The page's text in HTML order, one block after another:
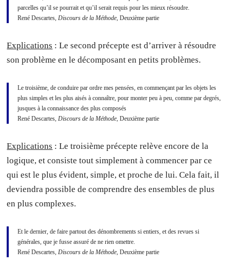
parcelles qu’il se pourrait et qu’il serait requis pour les mieux résoudre.
René Descartes,Discours de la Méthode, Deuxième partie
Explications : Le second précepte est d’arriver à résoudre
son problème en le décomposant en petits problèmes.
Le troisième, de conduire par ordre mes pensées, en commençant par les objets les
plus simples et les plus aisés à connaître, pour monter peu à peu, comme par degrés,
jusques à la connaissance des plus composés
René Descartes,Discours de la Méthode, Deuxième partie
Explications : Le troisième précepte relève encore de la
logique, et consiste tout simplement à commencer par ce
qui est le plus évident, simple, et proche de lui. Cela fait, il
deviendra possible de comprendre des ensembles de plus
en plus complexes.
Et le dernier, de faire partout des dénombrements si entiers, et des revues si
générales, que je fusse assuré de ne rien omettre.
René Descartes,Discours de la Méthode, Deuxième partie